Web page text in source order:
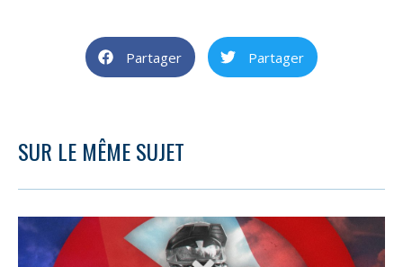
Partager Partager
SUR LE MÊME SUJET